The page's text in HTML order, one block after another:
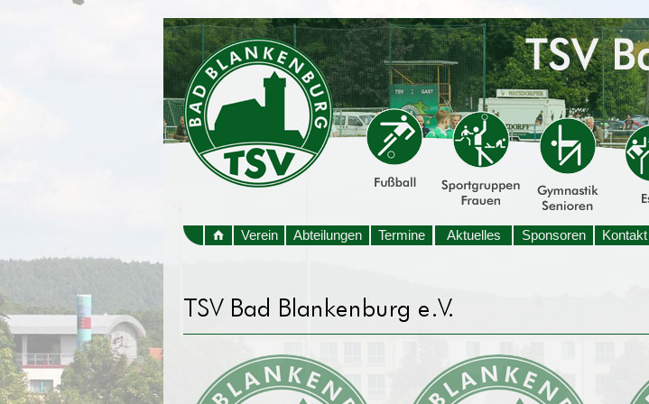
Verein Abteilungen Termine Aktuelles Sponsoren Kontakt